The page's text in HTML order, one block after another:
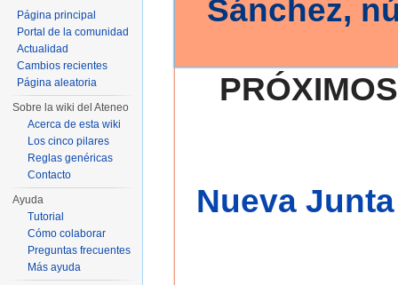
Sánchez,
Nueva
Página principal
Portal de la comunidad
Actualidad
Cambios recientes
Página aleatoria
Sobre la wiki del Ateneo
Acerca de esta wiki
Los cinco pilares
Reglas genéricas
Contacto
Ayuda
Tutorial
Cómo colaborar
Preguntas frecuentes
Más ayuda